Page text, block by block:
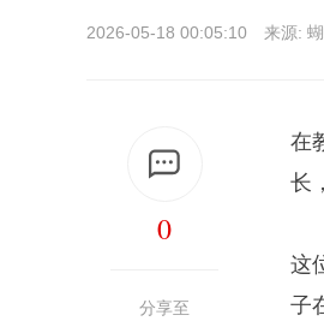
2026-05-18 00:05:10 来源:
0
分享至
在
长
这
子